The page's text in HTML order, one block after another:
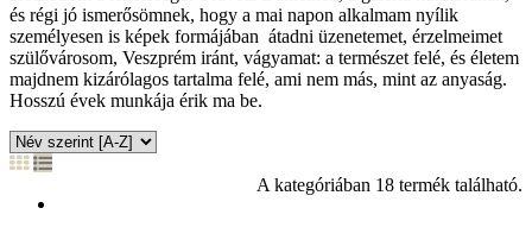
és régi jó ismerősömnek, hogy a mai napon alkalmam nyílik
személyesen is képek formájában átadni üzenetemet, érzelmeimet
szülővárosom, Veszprém iránt, vágyamat: a természet felé, és életem
majdnem kizárólagos tartalma felé, ami nem más, mint az anyaság.
Hosszú évek munkája érik ma be.
A kategóriában 18 termék található.